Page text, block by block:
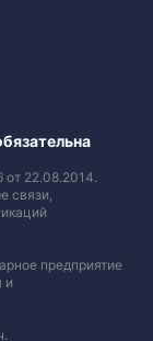
22.08.2014.
связи,
предприятие
и